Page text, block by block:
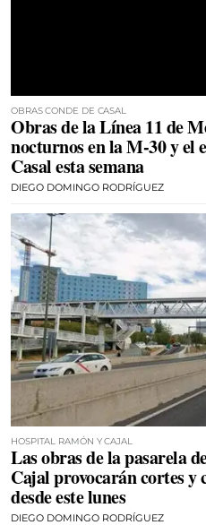
OBRAS CONDE DE CASAL
Obras de la Línea 11 de
nocturnos en la M-30 y el
Casal esta semana
DIEGO DOMINGO RODRÍGUEZ
HOSPITAL RAMÓN Y CAJAL
Las obras de la pasarela
Cajal provocarán cortes
desde este lunes
DIEGO DOMINGO RODRÍGUEZ